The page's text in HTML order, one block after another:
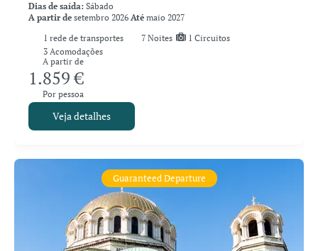
Dias de saída: Sábado
A partir de setembro 2026 Até maio 2027
1 rede de transportes 7 Noites
1 Circuitos
3 Acomodações
A partir de
1.859 €
Por pessoa
Veja detalhes
Guaranteed Departure